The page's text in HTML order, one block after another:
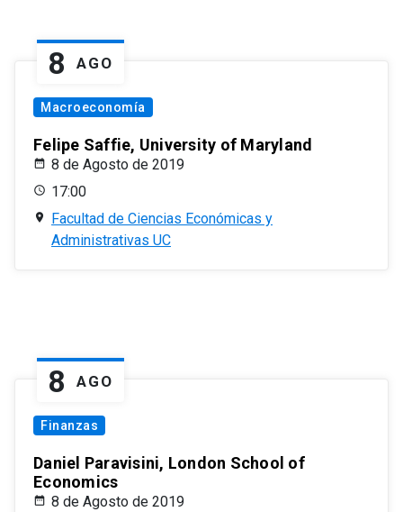
8 AGO
Macroeconomía
Felipe Saffie, University of Maryland
8 de Agosto de 2019
17:00
Facultad de Ciencias Económicas y
Administrativas UC
8 AGO
Finanzas
Daniel Paravisini, London School of
Economics
8 de Agosto de 2019